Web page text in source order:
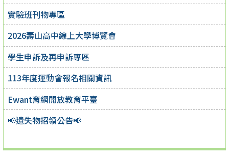
實驗班刊物專區
2026壽山高中線上大學博覽會
學生申訴及再申訴專區
113年度運動會報名相關資訊
Ewant育網開放教育平臺
📢遺失物招領公告📢